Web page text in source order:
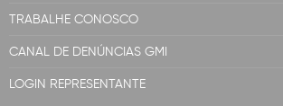
TRABALHE CONOSCO
CANAL DE DENÚNCIAS GMI
LOGIN REPRESENTANTE